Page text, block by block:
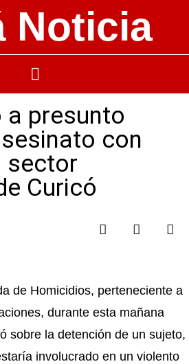
Noticia
a presunto
con
sector
Curicó
de Homicidios, perteneciente a
durante esta mañana
sobre la detención de un sujeto,
involucrado en un violento